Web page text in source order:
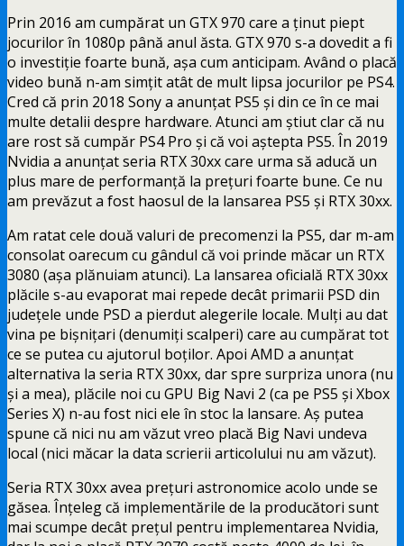
Prin 2016 am cumpărat un GTX 970 care a ținut piept
jocurilor în 1080p până anul ăsta. GTX 970 s-a dovedit a fi
o investiție foarte bună, așa cum anticipam. Având o placă
video bună n-am simțit atât de mult lipsa jocurilor pe PS4.
Cred că prin 2018 Sony a anunțat PS5 și din ce în ce mai
multe detalii despre hardware. Atunci am știut clar că nu
are rost să cumpăr PS4 Pro și că voi aștepta PS5. În 2019
Nvidia a anunțat seria RTX 30xx care urma să aducă un
plus mare de performanță la prețuri foarte bune. Ce nu
am prevăzut a fost haosul de la lansarea PS5 și RTX 30xx.
Am ratat cele două valuri de precomenzi la PS5, dar m-am
consolat oarecum cu gândul că voi prinde măcar un RTX
3080 (așa plănuiam atunci). La lansarea oficială RTX 30xx
plăcile s-au evaporat mai repede decât primarii PSD din
județele unde PSD a pierdut alegerile locale. Mulți au dat
vina pe bișnițari (denumiți scalperi) care au cumpărat tot
ce se putea cu ajutorul boților. Apoi AMD a anunțat
alternativa la seria RTX 30xx, dar spre surpriza unora (nu
și a mea), plăcile noi cu GPU Big Navi 2 (ca pe PS5 și Xbox
Series X) n-au fost nici ele în stoc la lansare. Aș putea
spune că nici nu am văzut vreo placă Big Navi undeva
local (nici măcar la data scrierii articolului nu am văzut).
Seria RTX 30xx avea prețuri astronomice acolo unde se
găsea. Înțeleg că implementările de la producători sunt
mai scumpe decât prețul pentru implementarea Nvidia,